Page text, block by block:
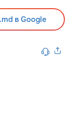
в Google